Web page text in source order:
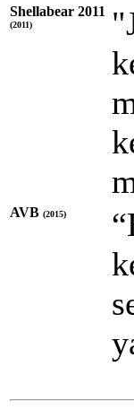
Shellabear 2011
(2011)
AVB (2015)